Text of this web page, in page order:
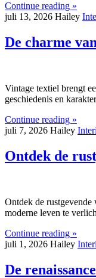
Continue reading »
juli 13, 2026 Hailey
De charme
Vintage textiel brengt
geschiedenis en
Continue reading »
juli 7, 2026 Hailey
Ontdek de
Ontdek de rustgevende
moderne leven te
Continue reading »
juli 1, 2026 Hailey
De